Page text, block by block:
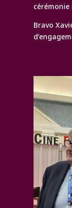
Bravo